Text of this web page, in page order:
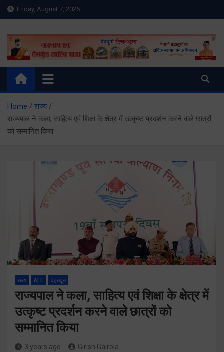
Skip
to
Friday, August 7, 2026
Meru Raibar | Uttarakhand
News | Uttarkashi News
meruraibar.com
Home
राज्य
राज्यपाल ने कला, साहित्य एवं शिक्षा के क्षेत्र में उत्कृष्ट प्रदर्शन करने वाले छात्रों
को सम्मानित किया
राज्य ALL देहरादून
राज्यपाल ने कला, साहित्य एवं शिक्षा के क्षेत्र में
उत्कृष्ट प्रदर्शन करने वाले छात्रों को
सम्मानित किया
3 years ago Girish Gairola